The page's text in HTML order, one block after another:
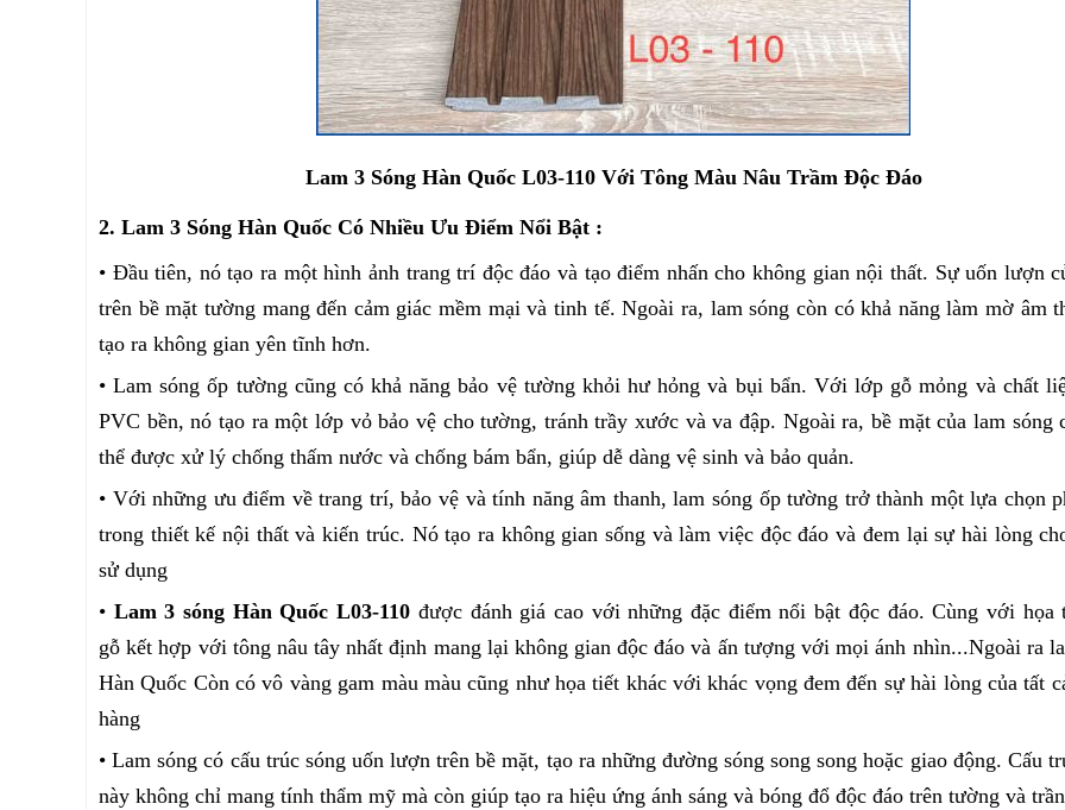
Lam 3 Sóng Hàn Quốc L03-110 Với Tông Màu Nâu Trầm Độc Đáo
2. Lam 3 Sóng Hàn Quốc Có Nhiều Ưu Điểm Nổi Bật :
• Đầu tiên, nó tạo ra một hình ảnh trang trí độc đáo và tạo điểm nhấn cho không gian nội thất. Sự uốn lượn
trên bề mặt tường mang đến cảm giác mềm mại và tinh tế. Ngoài ra, lam sóng còn có khả năng làm mờ âm
tạo ra không gian yên tĩnh hơn.
• Lam sóng ốp tường cũng có khả năng bảo vệ tường khỏi hư hỏng và bụi bẩn. Với lớp gỗ mỏng và chất
PVC bền, nó tạo ra một lớp vỏ bảo vệ cho tường, tránh trầy xước và va đập. Ngoài ra, bề mặt của lam sóng
thể được xử lý chống thấm nước và chống bám bẩn, giúp dễ dàng vệ sinh và bảo quản.
• Với những ưu điểm về trang trí, bảo vệ và tính năng âm thanh, lam sóng ốp tường trở thành một lựa chọn
trong thiết kế nội thất và kiến trúc. Nó tạo ra không gian sống và làm việc độc đáo và đem lại sự hài lòng
sử dụng
• Lam 3 sóng Hàn Quốc L03-110 được đánh giá cao với những đặc điểm nổi bật độc đáo. Cùng với họa
gỗ kết hợp với tông nâu tây nhất định mang lại không gian độc đáo và ấn tượng với mọi ánh nhìn...Ngoài ra
Hàn Quốc Còn có vô vàng gam màu màu cũng như họa tiết khác với khác vọng đem đến sự hài lòng của tất
hàng
• Lam sóng có cấu trúc sóng uốn lượn trên bề mặt, tạo ra những đường sóng song song hoặc giao động. Cấu
này không chỉ mang tính thẩm mỹ mà còn giúp tạo ra hiệu ứng ánh sáng và bóng đổ độc đáo trên tường và